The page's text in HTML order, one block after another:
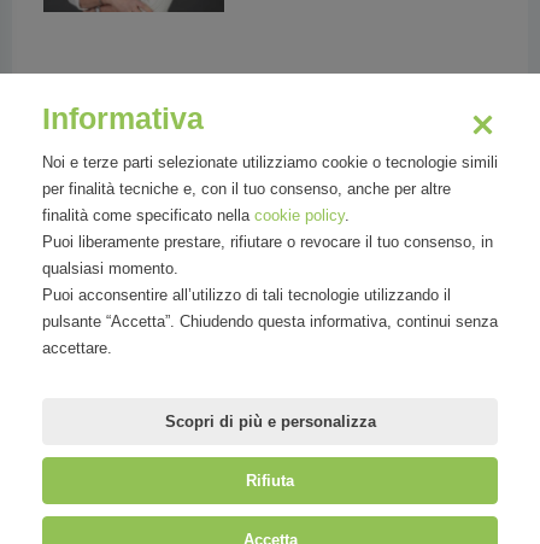
Corna Pellegrini Paola
CEO
Dal 2011 Paola Corna Pellegrini è Amministratore
Delegato e Direttore Generale di Allianz Partners in
Mirandola Comunicazione S.r.l.| P.IVA IT09580130962 | Cap. Soc.
Informativa
Noi e terze parti selezionate utilizziamo cookie o tecnologie simili
per finalità tecniche e, con il tuo consenso, anche per altre
finalità come specificato nella cookie policy.
Puoi liberamente prestare, rifiutare o revocare il tuo consenso, in
qualsiasi momento.
Puoi acconsentire all’utilizzo di tali tecnologie utilizzando il
pulsante “Accetta”. Chiudendo questa informativa, continui senza
accettare.
Scopri di più e personalizza
Rifiuta
Accetta